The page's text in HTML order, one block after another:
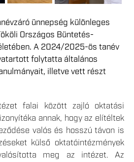
ünnepség különleges
Országos Büntetés-
A 2024/2025-ös tanév
folytatta általános
illetve vett részt
falai között zajló oktatási
annak, hogy az elítéltek
valós és hosszú távon is
külső oktatóintézmények
meg az intézet. Az